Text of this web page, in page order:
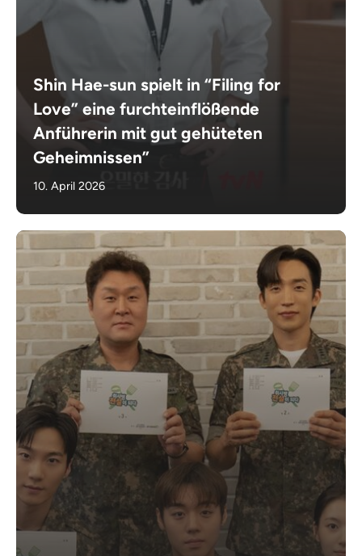
Shin Hae-sun spielt in “Filing for
Love” eine furchteinflößende
Anführerin mit gut gehüteten
Geheimnissen”
10. April 2026